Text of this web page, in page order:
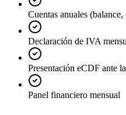
Cuentas anuales
Declaración de IVA
Presentación eCDF ante
Panel financiero mensual